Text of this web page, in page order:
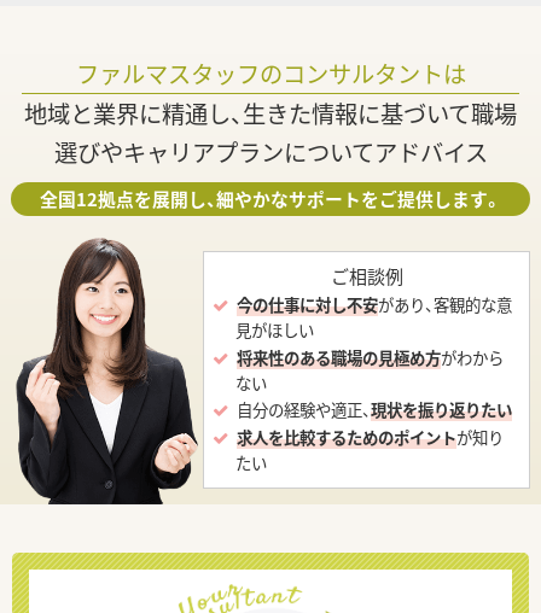
ファルマスタッフのコンサルタントは
地域と業界に精通し、生きた情報に基づいて職場
選びやキャリアプランについてアドバイス
全国12拠点を展開し、細やかなサポートをご提供します。
ご相談例
今の仕事に対し不安があり、客観的な意
見がほしい
将来性のある職場の見極め方がわから
ない
自分の経験や適正、現状を振り返りたい
求人を比較するためのポイントが知り
たい